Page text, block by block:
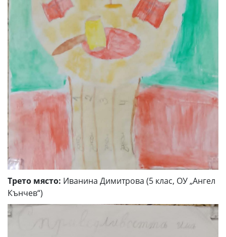
Трето място: Иванина Димитрова (5 клас, ОУ „Ангел
Кънчев“)